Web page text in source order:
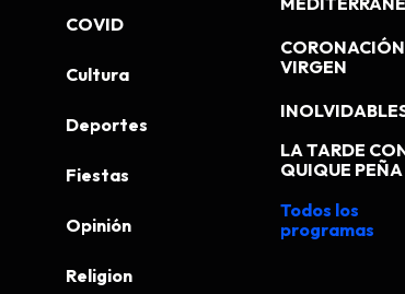
COVID
Cultura
Deportes
Fiestas
Opinión
Religion
VIRGEN
LA TARDE
QUIQUE PEÑA
Todos los
programas